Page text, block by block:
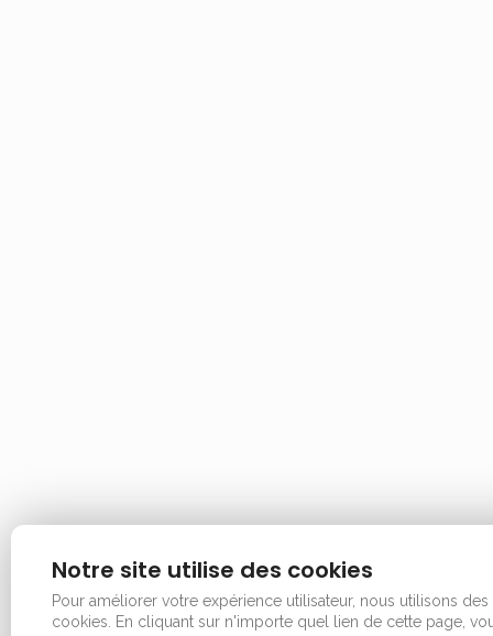
Notre site utilise des cookies
Pour améliorer votre expérience utilisateur, nous utilisons des
cookies.
En cliquant sur n'importe quel lien de cette page,